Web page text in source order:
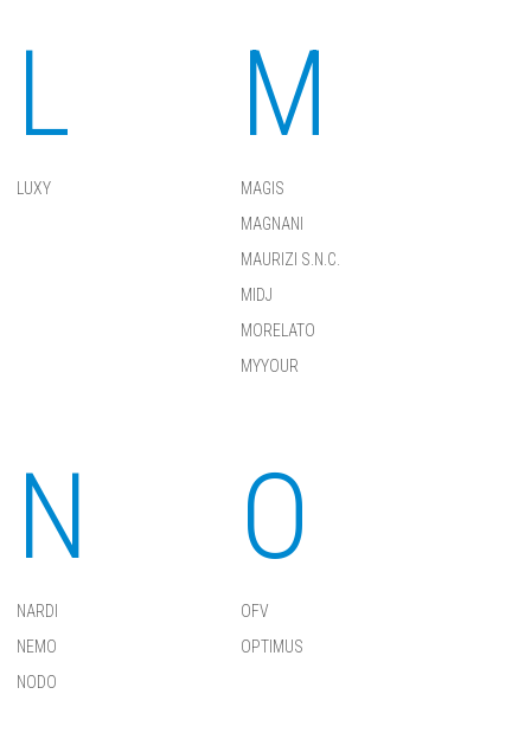
L
LUXY
M
MAGIS
MAGNANI
MAURIZI S.N.C.
MIDJ
MORELATO
MYYOUR
N
NARDI
NEMO
NODO
O
OFV
OPTIMUS